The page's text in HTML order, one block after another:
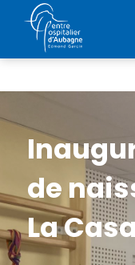
Centre Hospitalier
de
La